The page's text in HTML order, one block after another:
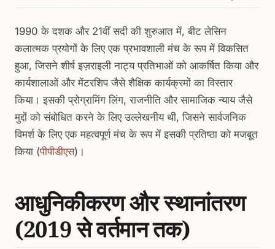
1990 के दशक और 21वीं सदी की शुरुआत में, बीट लेसिन
कलात्मक प्रयोगों के लिए एक प्रभावशाली मंच के रूप में विकसित
हुआ, जिसने शीर्ष इज़राइली नाट्य प्रतिभाओं को आकर्षित किया और
कार्यशालाओं और मेंटरशिप जैसे शैक्षिक कार्यक्रमों का विस्तार
किया। इसकी प्रोग्रामिंग लिंग, राजनीति और सामाजिक न्याय जैसे
मुद्दों को संबोधित करने के लिए उल्लेखनीय थी, जिसने सार्वजनिक
विमर्श के लिए एक महत्वपूर्ण मंच के रूप में इसकी प्रतिष्ठा को मजबूत
किया (पीपीडीएस)।
आधुनिकीकरण और स्थानांतरण
(2019 से वर्तमान तक)